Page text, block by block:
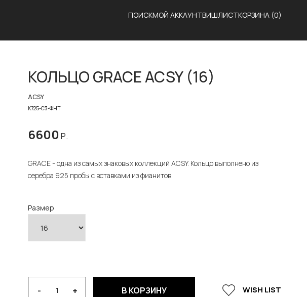
ПОИСКМОЙ АККАУНТВИШЛИСТКОРЗИНА (0)
КОЛЬЦО GRACE ACSY (16)
ACSY
К725-С3-ФНТ
6600 Р.
GRACE - одна из самых знаковых коллекций ACSY. Кольцо выполнено из
серебра 925 пробы с вставками из фианитов.
Размер
- + В КОРЗИНУ WISH LIST